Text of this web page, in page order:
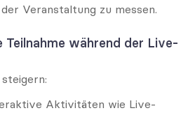
Veranstaltung zu messen.
Teilnahme während der Live-
Aktivitäten wie Live-